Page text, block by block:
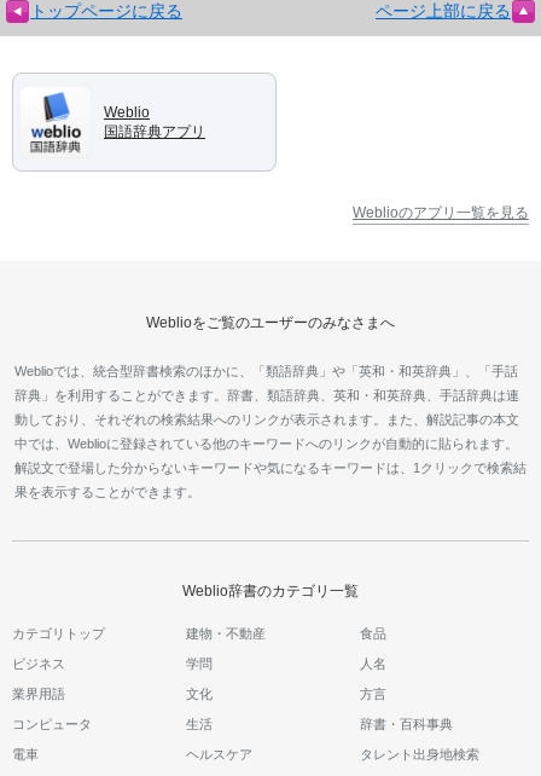
トップページに戻る ページ上部に戻る
Weblio
国語辞典アプリ
Weblioのアプリ一覧を見る
Weblioをご覧のユーザーのみなさまへ
Weblioでは、統合型辞書検索のほかに、「類語辞典」や「英和・和英辞典」、「手話
辞典」を利用することができます。辞書、類語辞典、英和・和英辞典、手話辞典は連
動しており、それぞれの検索結果へのリンクが表示されます。また、解説記事の本文
中では、Weblioに登録されている他のキーワードへのリンクが自動的に貼られます。
解説文で登場した分からないキーワードや気になるキーワードは、1クリックで検索結
果を表示することができます。
Weblio辞書のカテゴリ一覧
カテゴリトップ 建物・不動産 食品
ビジネス 学問 人名
業界用語 文化 方言
コンピュータ 生活 辞書・百科事典
電車 ヘルスケア タレント出身地検索